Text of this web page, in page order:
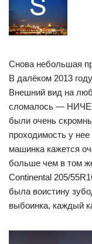
Снова небольшая
В далёком 2013
Внешний вид на
сломалось —
были очень
проходимость у
машинка кажется
больше чем в том
Continental 205/
была воистину
выбоинка, каждый